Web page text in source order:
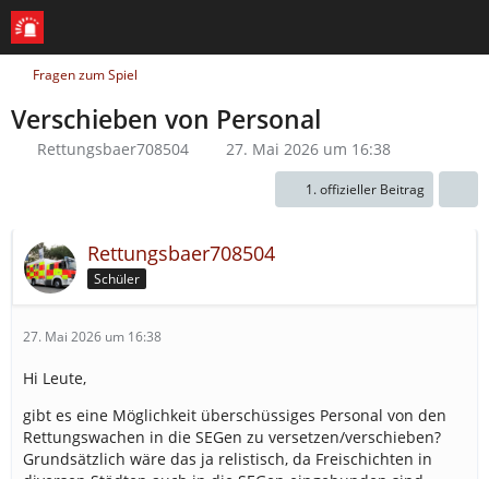
Fragen zum Spiel
Verschieben von Personal
Rettungsbaer708504 27. Mai 2026 um 16:38
1. offizieller Beitrag
Rettungsbaer708504
Schüler
27. Mai 2026 um 16:38
Hi Leute,
gibt es eine Möglichkeit überschüssiges Personal von den
Rettungswachen in die SEGen zu versetzen/verschieben?
Grundsätzlich wäre das ja relistisch, da Freischichten in